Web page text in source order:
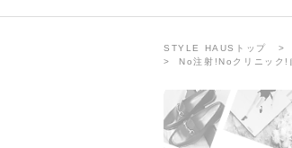
STYLE HAUSトップ
No注射!Noクリニック